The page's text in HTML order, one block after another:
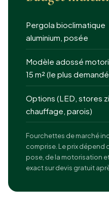
Pergola bioclimatique
aluminium, posée
Modèle adossé
15 m² (le plus
Options (LED, stores
chauffage, parois)
Fourchettes de marché
comprise. Le prix dépend
pose, de la motorisation
exact sur devis gratuit